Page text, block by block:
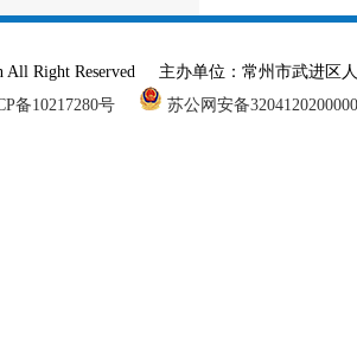
All Right Reserved 主办单位：常州市武进
备10217280号
苏公网安备